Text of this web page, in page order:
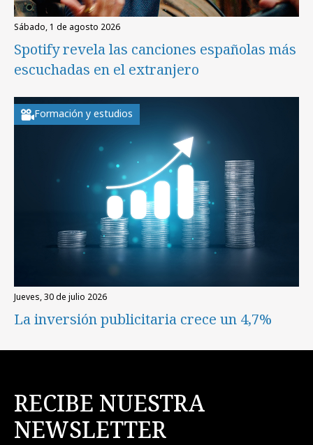
sábado, 1 de agosto 2026
Spotify revela las canciones españolas más
escuchadas en el extranjero
Formación y estudios
jueves, 30 de julio 2026
La inversión publicitaria crece un 4,7%
RECIBE NUESTRA
NEWSLETTER